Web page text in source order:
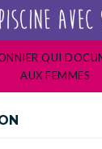
QUI
AUX FEMMES